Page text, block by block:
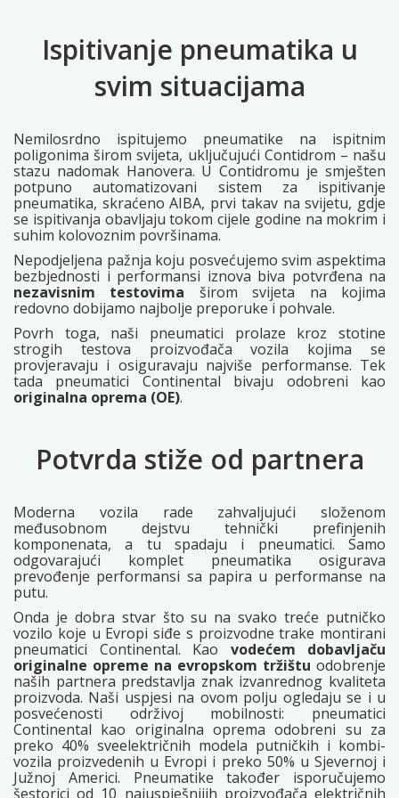
Ispitivanje pneumatika u
svim situacijama
Nemilosrdno ispitujemo pneumatike na ispitnim
poligonima širom svijeta, uključujući Contidrom – našu
stazu nadomak Hanovera. U Contidromu je smješten
potpuno automatizovani sistem za ispitivanje
pneumatika, skraćeno AIBA, prvi takav na svijetu, gdje
se ispitivanja obavljaju tokom cijele godine na mokrim i
suhim kolovoznim površinama.
Nepodjeljena pažnja koju posvećujemo svim aspektima
bezbjednosti i performansi iznova biva potvrđena na
nezavisnim testovima širom svijeta na kojima
redovno dobijamo najbolje preporuke i pohvale.
Povrh toga, naši pneumatici prolaze kroz stotine
strogih testova proizvođača vozila kojima se
provjeravaju i osiguravaju najviše performanse. Tek
tada pneumatici Continental bivaju odobreni kao
originalna oprema (OE).
Potvrda stiže od partnera
Moderna vozila rade zahvaljujući složenom
međusobnom dejstvu tehnički prefinjenih
komponenata, a tu spadaju i pneumatici. Samo
odgovarajući komplet pneumatika osigurava
prevođenje performansi sa papira u performanse na
putu.
Onda je dobra stvar što su na svako treće putničko
vozilo koje u Evropi siđe s proizvodne trake montirani
pneumatici Continental. Kao vodećem dobavljaču
originalne opreme na evropskom tržištu odobrenje
naših partnera predstavlja znak izvanrednog kvaliteta
proizvoda. Naši uspjesi na ovom polju ogledaju se i u
posvećenosti održivoj mobilnosti: pneumatici
Continental kao originalna oprema odobreni su za
preko 40% sveelektričnih modela putničkih i kombi-
vozila proizvedenih u Evropi i preko 50% u Sjevernoj i
Južnoj Americi. Pneumatike također isporučujemo
šestorici od 10 najuspješnijih proizvođača električnih